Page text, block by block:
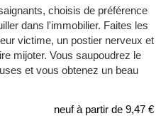
choisis de préférence
dans l'immobilier. Faites les
victime, un postier nerveux et
mijoter. Vous saupoudrez le
et vous obtenez un beau
neuf à partir de 9,47 €